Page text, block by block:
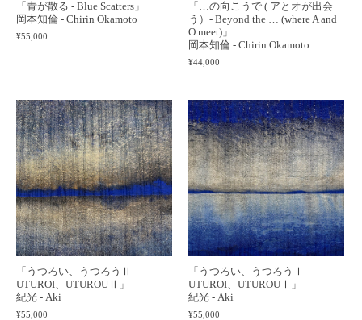
「青が散る - Blue Scatters」
岡本知倫 - Chirin Okamoto
¥55,000
「…の向こうで ( アとオが出会
う）- Beyond the … (where A and
O meet)」
岡本知倫 - Chirin Okamoto
¥44,000
「うつろい、うつろうⅡ -
UTUROI、UTUROUⅡ」
紀光 - Aki
¥55,000
「うつろい、うつろうⅠ -
UTUROI、UTUROUⅠ」
紀光 - Aki
¥55,000